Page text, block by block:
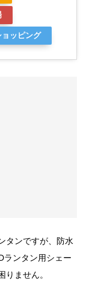
ッピング
タンですが、防水
ランタン用シェー
ません。